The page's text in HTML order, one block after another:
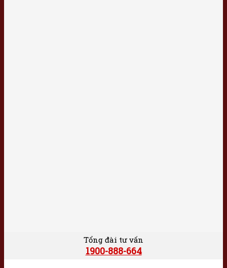
Tổng đài tư vấn
1900-888-664